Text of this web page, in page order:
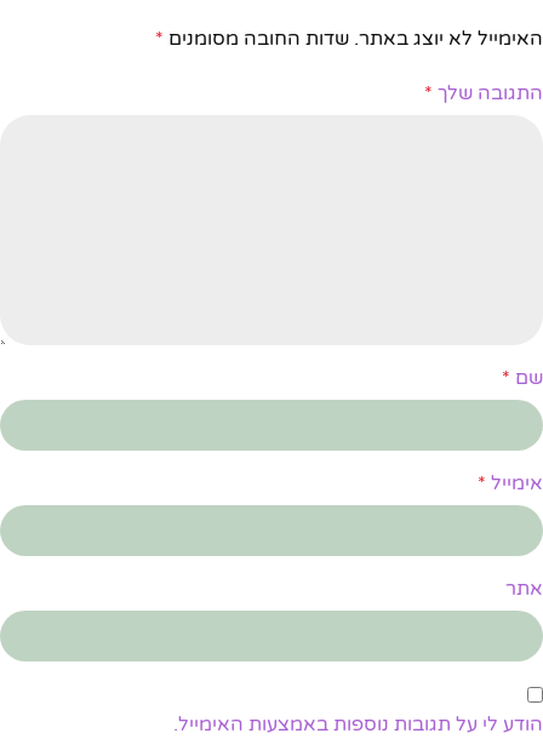
האימייל לא יוצג באתר. שדות החובה מסומנים *
התגובה שלך *
שם *
אימייל *
אתר
הודע לי על תגובות נוספות באמצעות האימייל.